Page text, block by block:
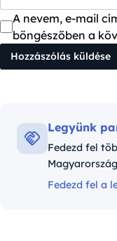
A nevem, e-mail
böngészőben a
Legyünk
Fedezd fel
Fedezd fel a